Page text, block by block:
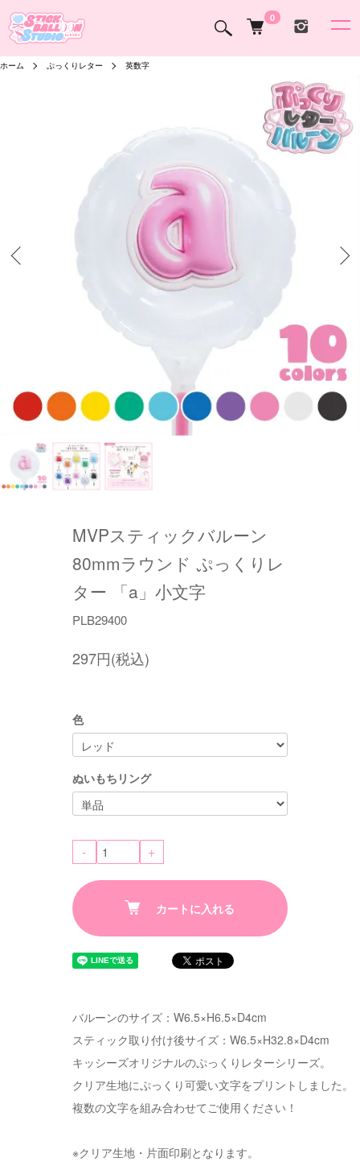
0
ホーム ぷっくりレター 英数字
MVPスティックバルーン
80mmラウンド ぷっくりレ
ター 「a」小文字
PLB29400
297円(税込)
色
ぬいもちリング
- +
カートに入れる
バルーンのサイズ：W6.5×H6.5×D4cm
スティック取り付け後サイズ：W6.5×H32.8×D4cm
キッシーズオリジナルのぷっくりレターシリーズ。
クリア生地にぷっくり可愛い文字をプリントしました。
複数の文字を組み合わせてご使用ください！
※クリア生地・片面印刷となります。